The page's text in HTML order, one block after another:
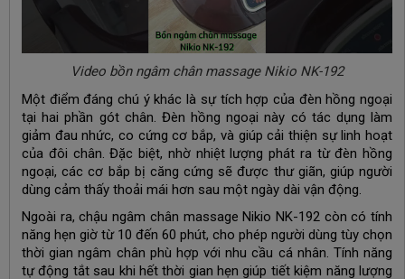
Video bồn ngâm chân massage Nikio NK-192
Một điểm đáng chú ý khác là sự tích hợp của đèn hồng ngoại
tại hai phần gót chân. Đèn hồng ngoại này có tác dụng làm
giảm đau nhức, co cứng cơ bắp, và giúp cải thiện sự linh hoạt
của đôi chân. Đặc biệt, nhờ nhiệt lượng phát ra từ đèn hồng
ngoại, các cơ bắp bị căng cứng sẽ được thư giãn, giúp người
dùng cảm thấy thoải mái hơn sau một ngày dài vận động.
Ngoài ra, chậu ngâm chân massage Nikio NK-192 còn có tính
năng hẹn giờ từ 10 đến 60 phút, cho phép người dùng tùy chọn
thời gian ngâm chân phù hợp với nhu cầu cá nhân. Tính năng
tự động tắt sau khi hết thời gian hẹn giúp tiết kiệm năng lượng